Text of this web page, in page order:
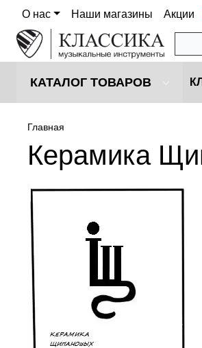
О нас Наши магазины Акции
КАТАЛОГ ТОВАРОВ
Главная
Керамика